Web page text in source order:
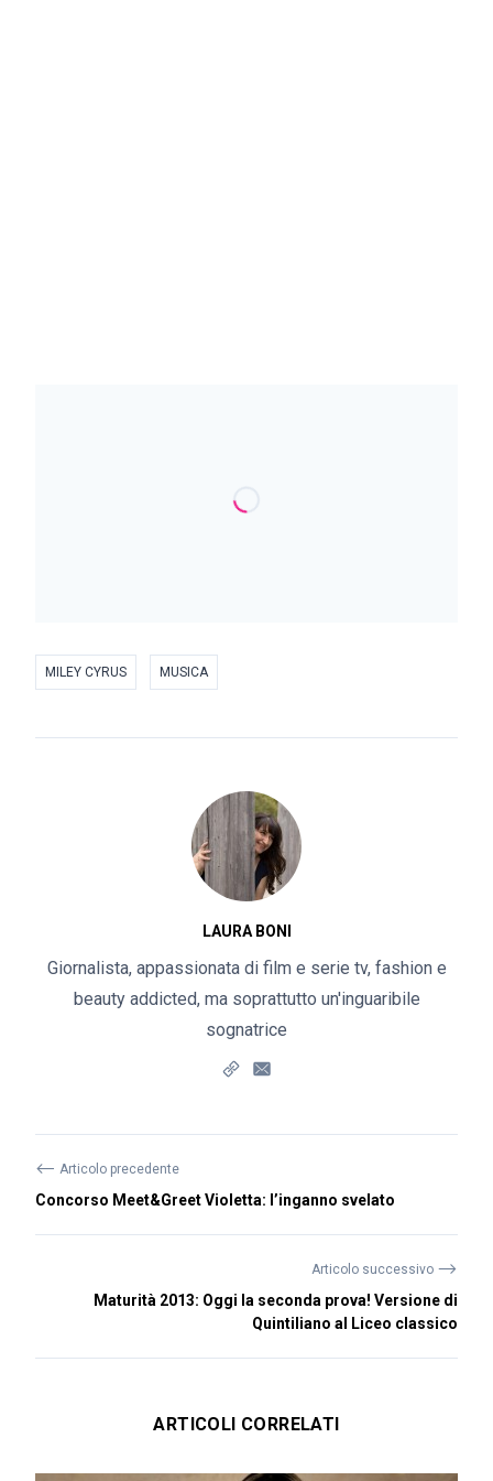
MILEY CYRUS MUSICA
LAURA BONI
Giornalista, appassionata di film e serie tv, fashion e
beauty addicted, ma soprattutto un'inguaribile
sognatrice
⟵ Articolo precedente
Concorso Meet&Greet Violetta: l’inganno svelato
Articolo successivo ⟶
Maturità 2013: Oggi la seconda prova! Versione di
Quintiliano al Liceo classico
ARTICOLI CORRELATI